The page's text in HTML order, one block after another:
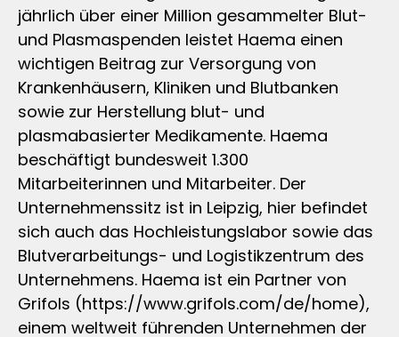
jährlich über einer Million gesammelter Blut-
und Plasmaspenden leistet Haema einen
wichtigen Beitrag zur Versorgung von
Krankenhäusern, Kliniken und Blutbanken
sowie zur Herstellung blut- und
plasmabasierter Medikamente. Haema
beschäftigt bundesweit 1.300
Mitarbeiterinnen und Mitarbeiter. Der
Unternehmenssitz ist in Leipzig, hier befindet
sich auch das Hochleistungslabor sowie das
Blutverarbeitungs- und Logistikzentrum des
Unternehmens. Haema ist ein Partner von
Grifols (https://www.grifols.com/de/home),
einem weltweit führenden Unternehmen der